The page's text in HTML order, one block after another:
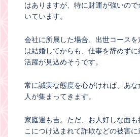
はありますが、特に財運が強いの
いています。
会社に所属した場合、出世コース
は結婚してからも、仕事を辞めず
活躍が見込めそうです。
常に誠実な態度を心がければ、あ
人が集まってきます。
家庭運も吉。ただ、お人好しな面
こにつけ込まれて詐欺などの被害